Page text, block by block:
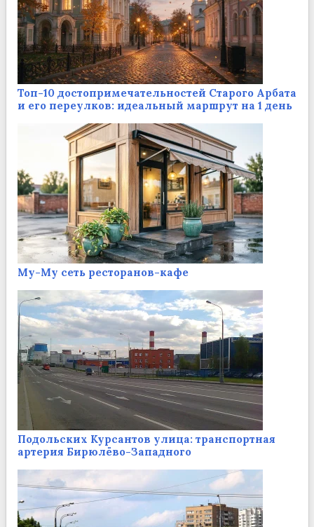
Топ-10 достопримечательностей Старого Арбата
и его переулков: идеальный маршрут на 1 день
Му-Му сеть ресторанов-кафе
Подольских Курсантов улица: транспортная
артерия Бирюлёво-Западного